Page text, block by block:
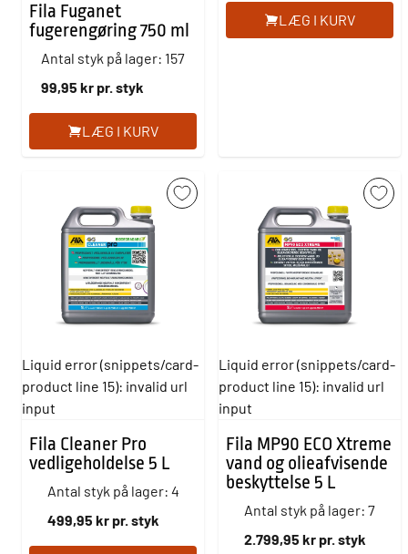
Fila Fuganet
fugerengøring 750 ml
Antal styk på lager: 157
99,95 kr pr. styk
LÆG I KURV
LÆG I KURV
Liquid error (snippets/card-
product line 15): invalid url
input
Fila Cleaner Pro
vedligeholdelse 5 L
Antal styk på lager: 4
499,95 kr pr. styk
Liquid error (snippets/card-
product line 15): invalid url
input
Fila MP90 ECO Xtreme
vand og olieafvisende
beskyttelse 5 L
Antal styk på lager: 7
2.799,95 kr pr. styk